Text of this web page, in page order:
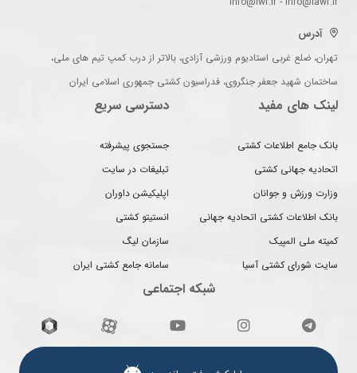
آدرس
تهران، ضلع غربی استادیوم ورزشی آزادی، بالاتر از درب کمپ تیم های ملی،
ساختمان شهید جعفر جنگروی، فدراسیون کشتی جمهوری اسلامی ایران
لینک های مفید
بانک جامع اطلاعات کشتی
اتحادیه جهانی کشتی
وزارت ورزش و جوانان
بانک اطلاعات کشتی اتحادیه جهانی
کمیته ملی المپیک
سایت شورای کشتی آسیا
دسترسی سریع
جستجوی پیشرفته
تبلیغات در سایت
اپلیکیشن داوران
انستیتو کشتی
سازمان لیگ
سامانه جامع کشتی ایران
شبکه اجتماعی